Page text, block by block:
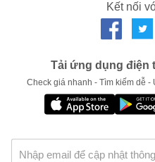
Bé trai có khuynh hướng
ta cần chọn Bỉm có lớp lót
do bé trai thường tiểu mỗi
một lớp tã vải mỏng khác
sinh tã ngay khi phát hiện đã
4. Lựa chọn tã vải theo
Khi đang băn khoăn trước
ưu tiên chọn những sản
chống trào mềm mại để
dán phải đạt độ dính tốt,
Kết nối
Tải ứng dụng điện
Check giá nhanh - Tìm kiếm dễ -